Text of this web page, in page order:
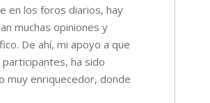
en los foros diarios, hay
muchas opiniones y
De ahí, mi apoyo a que
ha sido
muy enriquecedor, donde